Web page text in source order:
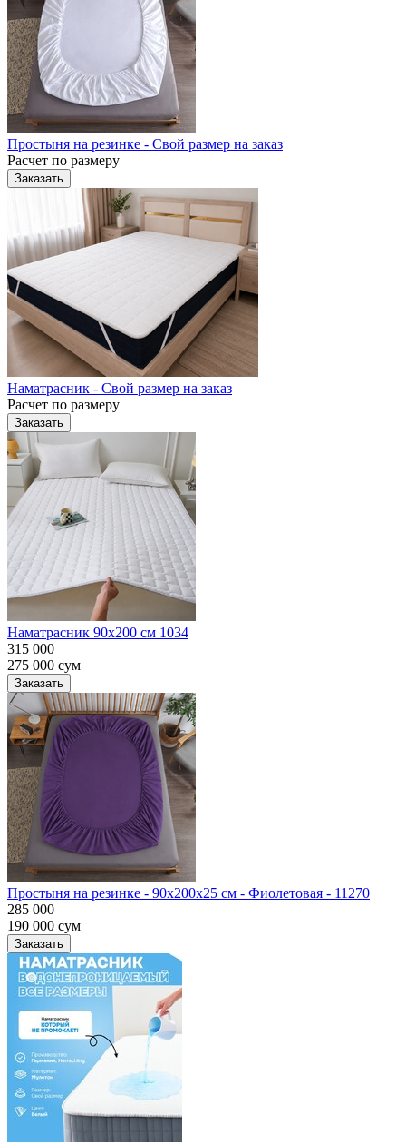
Простыня на резинке - Свой размер на заказ
Расчет по размеру
Заказать
Наматрасник - Свой размер на заказ
Расчет по размеру
Заказать
Наматрасник 90х200 см 1034
315 000
275 000 сум
Заказать
Простыня на резинке - 90x200x25 cм - Фиолетовая - 11270
285 000
190 000 сум
Заказать